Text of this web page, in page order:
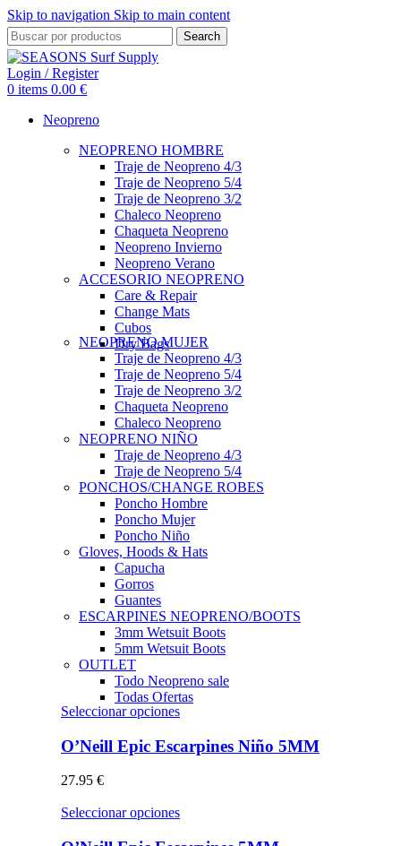
Skip to navigation Skip to main content
Search
Login / Register
0 items 0.00 €
Neopreno
NEOPRENO HOMBRE
Traje de Neopreno 4/3
Traje de Neopreno 5/4
Traje de Neopreno 3/2
Chaleco Neopreno
Chaqueta Neopreno
Neopreno Invierno
Neopreno Verano
ACCESORIO NEOPRENO
Care & Repair
Change Mats
Cubos
Dry Bags
NEOPRENO MUJER
Traje de Neopreno 4/3
Traje de Neopreno 5/4
Traje de Neopreno 3/2
Chaqueta Neopreno
Chaleco Neopreno
NEOPRENO NIÑO
Traje de Neopreno 4/3
Traje de Neopreno 5/4
PONCHOS/CHANGE ROBES
Poncho Hombre
Poncho Mujer
Poncho Niño
Gloves, Hoods & Hats
Capucha
Gorros
Guantes
ESCARPINES NEOPRENO/BOOTS
3mm Wetsuit Boots
5mm Wetsuit Boots
OUTLET
Todo Neopreno sale
Todas Ofertas
Seleccionar opcionesEste
tiene
múltiples
opciones
se
pueden
O’Neill Epic Escarpines Niño 5MM
27.95 €
Seleccionar opcionesEste